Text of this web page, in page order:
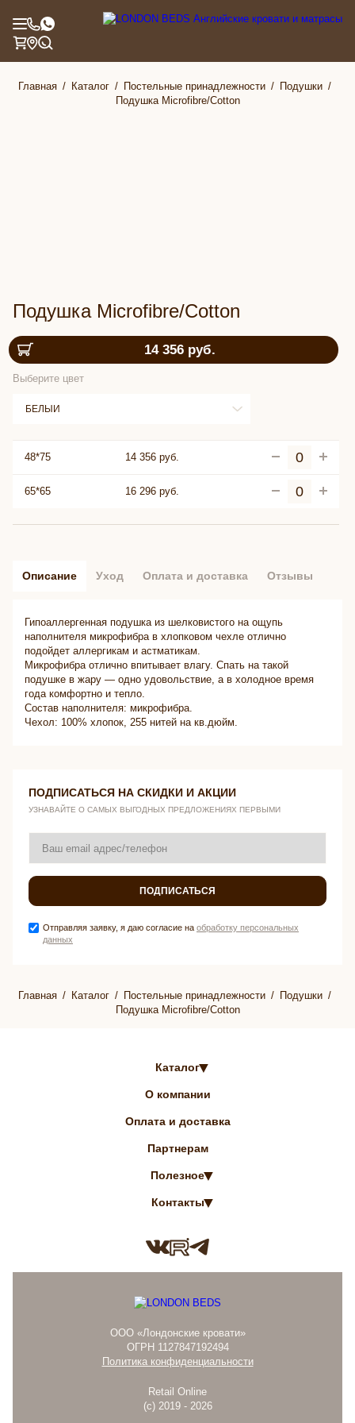
Главная Каталог Постельные принадлежности
Подушки
Подушка Microfibre/Cotton
Подушка Microfibre/Cotton
14 356руб.
Выберите цвет
БЕЛЫЙ
48*75 14 356 руб.
65*65 16 296 руб.
Описание Уход Оплата и доставка Отзывы
Гипоаллергенная подушка из шелковистого на ощупь
наполнителя микрофибра в хлопковом чехле отлично
подойдет аллергикам и астматикам.
Микрофибра отлично впитывает влагу. Спать на такой
подушке в жару — одно удовольствие, а в холодное время
года комфортно и тепло.
Состав наполнителя: микрофибра.
Чехол: 100% хлопок, 255 нитей на кв.дюйм.
ПОДПИСАТЬСЯ НА СКИДКИ И АКЦИИ
УЗНАВАЙТЕ О САМЫХ ВЫГОДНЫХ ПРЕДЛОЖЕНИЯХ ПЕРВЫМИ
ПОДПИСАТЬСЯ
Отправляя заявку, я даю согласие на обработку персональных
данных
Главная Каталог Постельные принадлежности
Подушки
Подушка Microfibre/Cotton
Каталог
О компании
Оплата и доставка
Партнерам
Полезное
Контакты
ООО «Лондонские кровати»
ОГРН 1127847192494
Политика конфиденциальности
Retail Online
(с) 2019 - 2026